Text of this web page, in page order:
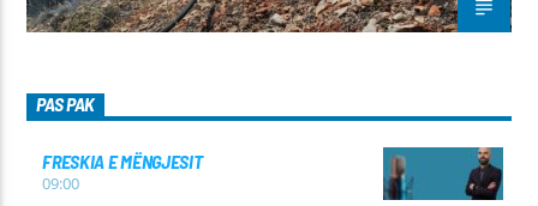
PAS PAK
FRESKIA E MËNGJESIT
09:00